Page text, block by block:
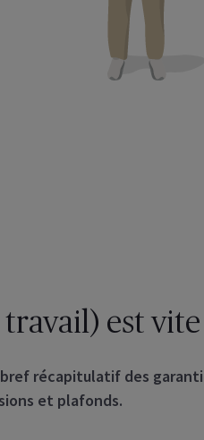
est vite
récapitulatif des
et plafonds.